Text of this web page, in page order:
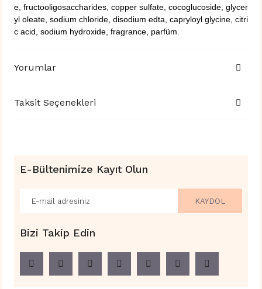
e, fructooligosaccharides, copper sulfate, cocoglucoside, glycer
yl oleate, sodium chloride, disodium edta, capryloyl glycine, citri
c acid, sodium hydroxide, fragrance, parfüm.
Yorumlar
Taksit Seçenekleri
E-Bültenimize Kayıt Olun
KAYDOL
Bizi Takip Edin